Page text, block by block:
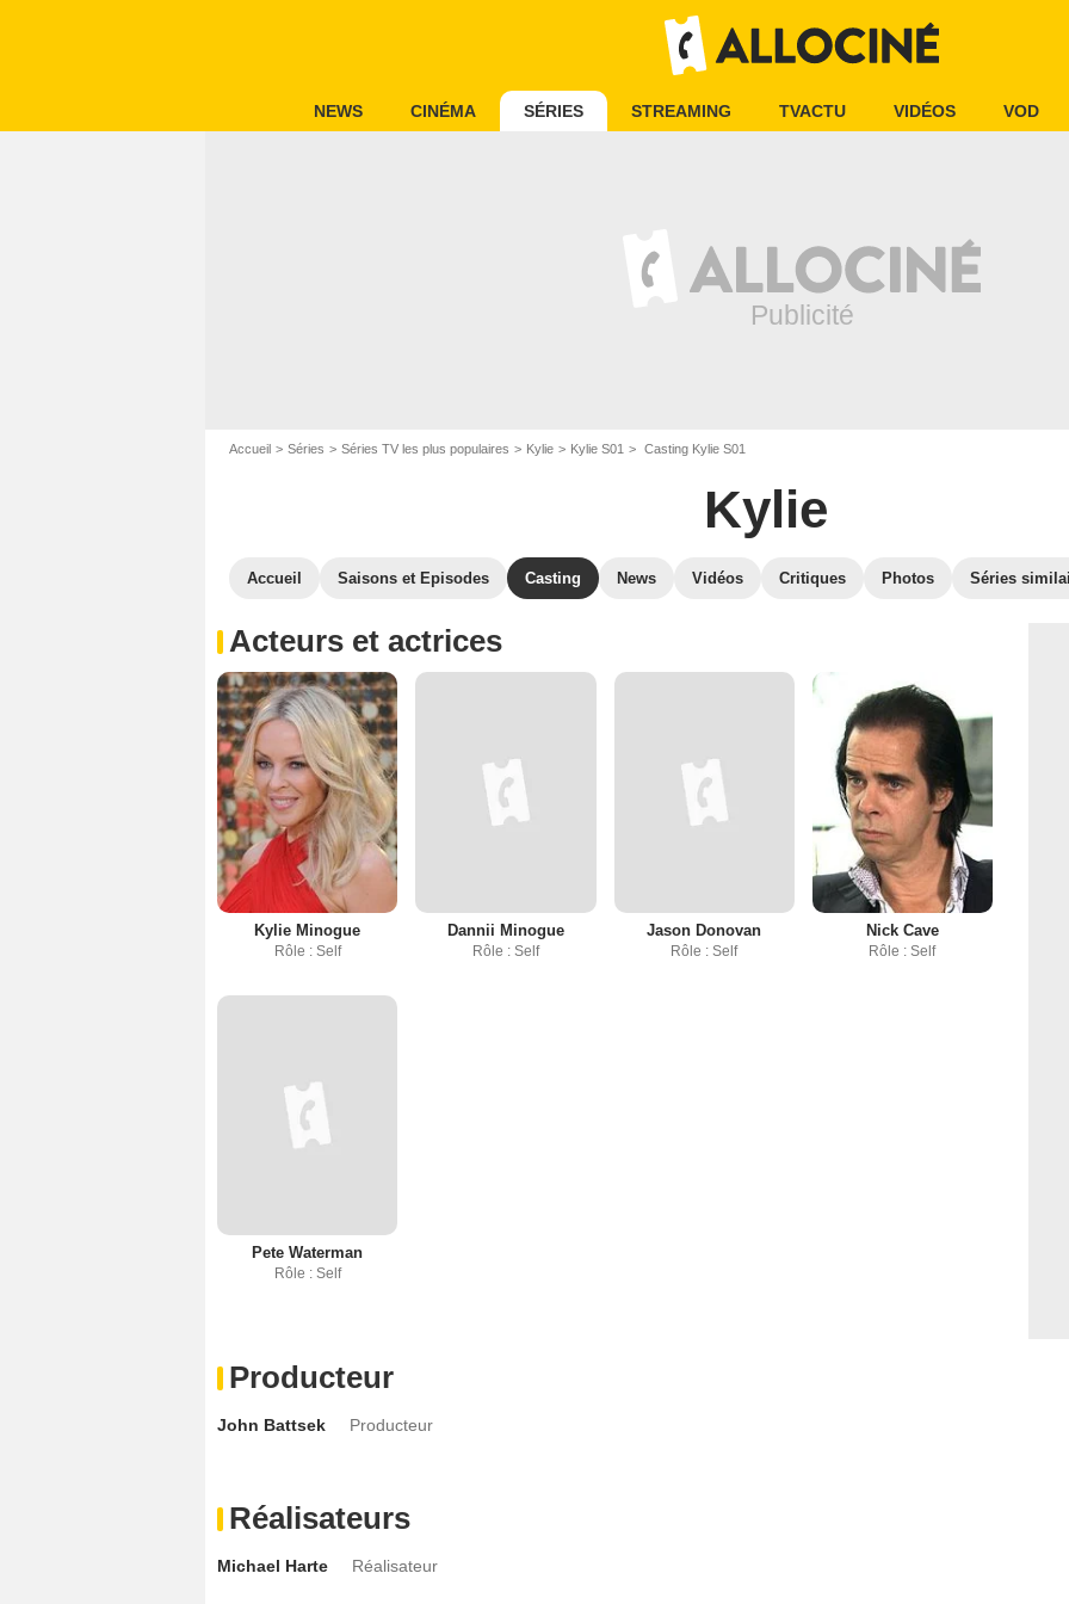
NEWS CINÉMA SÉRIES STREAMING TVACTU VIDÉOS VOD
Accueil Séries Séries TV les plus populaires Kylie Kylie S01 Casting Kylie S01
Kylie
Accueil Saisons et Episodes Casting News Vidéos Critiques Photos Séries
Acteurs et actrices
Kylie Minogue
Rôle : Self
Dannii Minogue
Rôle : Self
Jason Donovan
Rôle : Self
Nick Cave
Rôle : Self
Pete Waterman
Rôle : Self
Producteur
John Battsek Producteur
Réalisateurs
Michael Harte Réalisateur